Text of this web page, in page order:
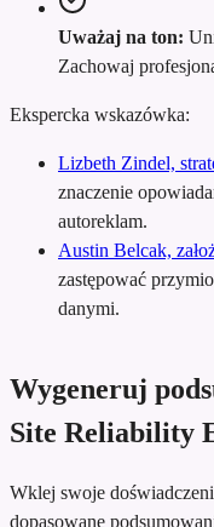
Uważaj na ton:
Zachowaj
Ekspercka wskazówka:
Lizbeth Zindel,
znaczenie
autoreklam.
Austin Belcak,
zastępować
danymi.
Wygeneruj
Site Reliability
Wklej swoje
dopasowane